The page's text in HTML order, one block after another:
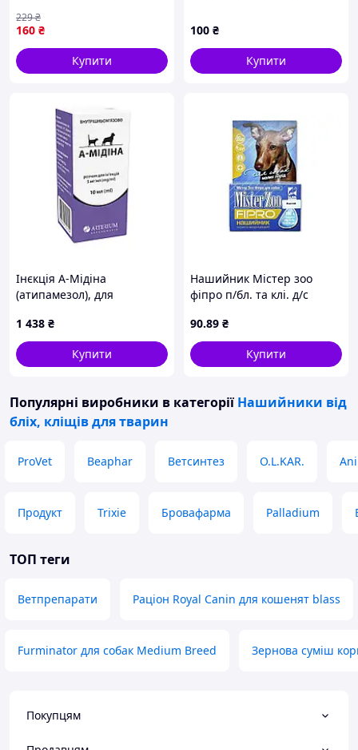
см (4820150201722)
160 ₴
229₴
Купити
100 ₴
Купити
Інєкція А-Мідіна
(атипамезол), для
1 438 ₴
Купити
Нашийник Містер зоо
фіпро п/бл. та клі. д/с
ТМ O.L.KAR
90.89 ₴
Купити
Популярні виробники в категорії Нашийники від
бліх, кліщів для тварин
ProVet Beaphar Ветсинтез O.L.KAR.
Продукт Trixie Бровафарма Palladium
ТОП теги
Ветпрепарати Раціон Royal Canin для кошенят blass
Furminator для собак Medium Breed Зернова суміш
Покупцям